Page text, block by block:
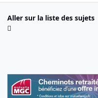
Aller sur la liste des sujets